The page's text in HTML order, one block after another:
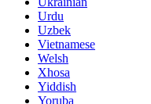
Urdu
Uzbek
Vietnamese
Welsh
Xhosa
Yiddish
Yoruba